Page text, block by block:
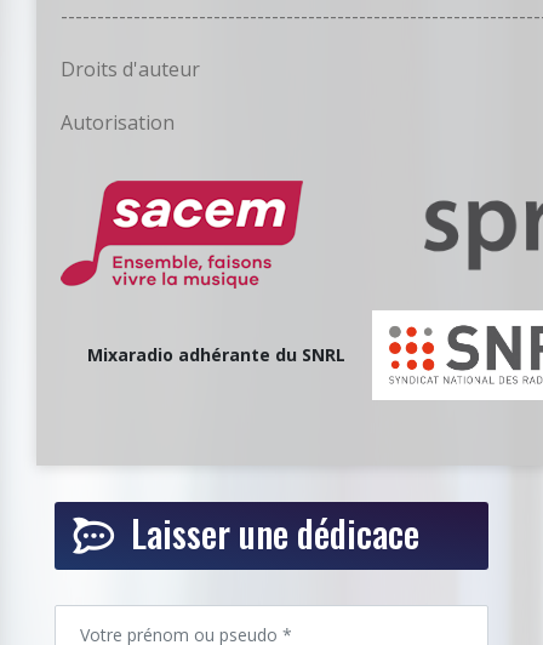
Droits d'auteur
Autorisation
Mixaradio adhérante du SNRL
Laisser une dédicace